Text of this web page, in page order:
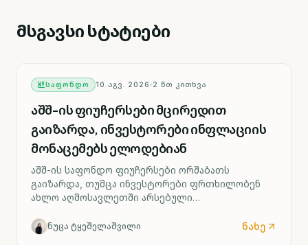
მსგავსი სტატიები
ᲡᲐᲤᲝᲜᲓᲝ 10 ᲐᲒᲕ. 2026 2 ᲬᲗ ᲙᲘᲗᲮᲕᲐ
აშშ-ის ფიუჩერსები მცირედით
გაიზარდა, ინვესტორები ინფლაციის
მონაცემებს ელოდებიან
აშშ-ის საფონდო ფიუჩერსები ორშაბათს
გაიზარდა, თუმცა ინვესტორები ფრთხილობენ
ახლო აღმოსავლეთში არსებული
მონაცემების გამო. ბაზრის შემდეგი მთავარი
ტესტი ოთხშაბათის ინფლაციის ანგარიში იქნება,
ნუცა ტყეშელაშვილი ნახე